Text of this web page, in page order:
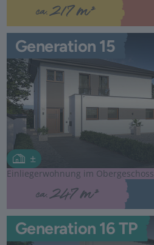
ca.217 m²
Generation 15
Einliegerwohnung im Obergeschoss
ca.247 m²
Generation 16 TP